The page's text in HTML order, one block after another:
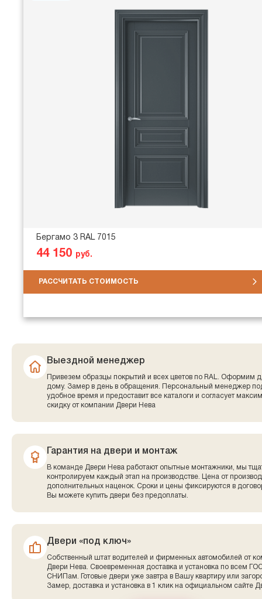
Бергамо 3 RAL 7015
44 150 руб.
РАССЧИТАТЬ СТОИМОСТЬ
Выездной менеджер
Привезем образцы покрытий и всех цветов по RAL. Оформим
дому. Замер в день в обращения. Персональный менеджер
удобное время и предоставит все каталоги и согласует
скидку от компании Двери Нева
Гарантия на двери и монтаж
В команде Двери Нева работают опытные монтажники, мы
контролируем каждый этап на производстве. Цена от
дополнительных наценок. Сроки и цены фиксируются в
Вы можете купить двери без предоплаты.
Двери «под ключ»
Собственный штат водителей и фирменных автомобилей от
Двери Нева. Своевременная доставка и установка по всем
СНИПам. Готовые двери уже завтра в Вашу квартиру или
Замер, доставка и установка в 1 клик на официальном сайте